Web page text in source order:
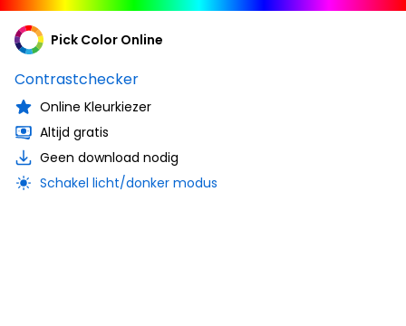
Pick Color Online
Contrastchecker
Online Kleurkiezer
Altijd gratis
Geen download nodig
Schakel licht/donker modus